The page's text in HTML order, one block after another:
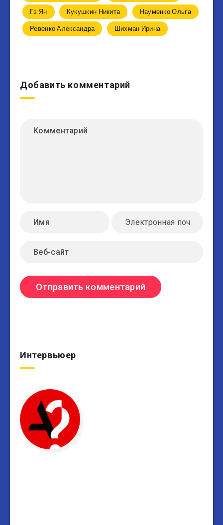
Гэ Ян
Кукушкин Никита
Науменко Ольга
Ревенко Александра
Шихман Ирина
Добавить комментарий
Интервьюер